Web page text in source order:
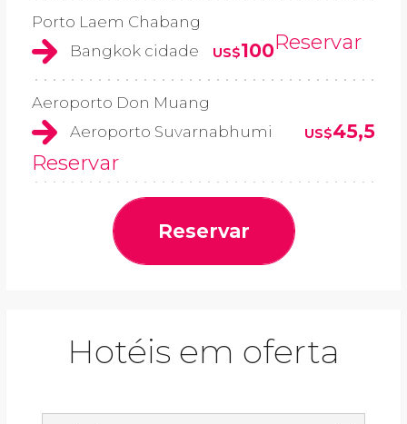
Porto Laem Chabang
Bangkok cidade
US$100Reservar
Aeroporto Don Muang
Aeroporto Suvarnabhumi
US$45,5
Reservar
Reservar
Hotéis em oferta